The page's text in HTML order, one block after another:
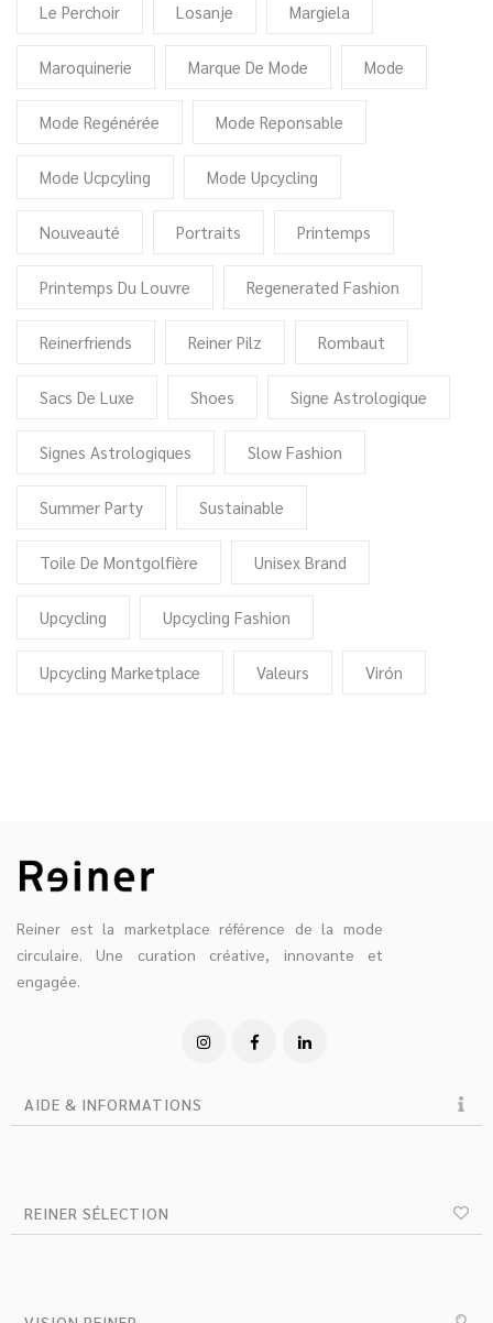
Le Perchoir Losanje Margiela
Maroquinerie Marque De Mode Mode
Mode Regénérée Mode Reponsable
Mode Ucpcyling Mode Upcycling
Nouveauté Portraits Printemps
Printemps Du Louvre Regenerated Fashion
Reinerfriends Reiner Pilz Rombaut
Sacs De Luxe Shoes Signe Astrologique
Signes Astrologiques Slow Fashion
Summer Party Sustainable
Toile De Montgolfière Unisex Brand
Upcycling Upcycling Fashion
Upcycling Marketplace Valeurs Virón
Reiner est la marketplace référence de la mode
circulaire. Une curation créative, innovante et
engagée.
AIDE & INFORMATIONS
REINER SÉLECTION